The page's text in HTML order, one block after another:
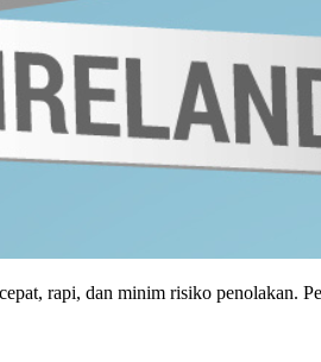
rapi, dan minim risiko penolakan.